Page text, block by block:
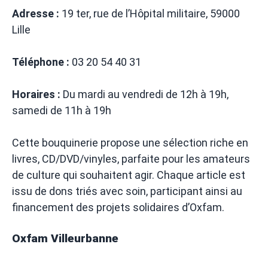
Adresse : 19 ter, rue de l’Hôpital militaire, 59000
Lille
Téléphone : 03 20 54 40 31
Horaires : Du mardi au vendredi de 12h à 19h,
samedi de 11h à 19h
Cette bouquinerie propose une sélection riche en
livres, CD/DVD/vinyles, parfaite pour les amateurs
de culture qui souhaitent agir. Chaque article est
issu de dons triés avec soin, participant ainsi au
financement des projets solidaires d’Oxfam.
Oxfam Villeurbanne